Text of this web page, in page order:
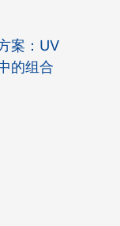
案：UV
的组合